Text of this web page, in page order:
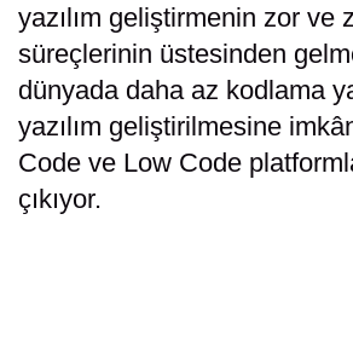
yazılım geliştirmenin zor ve
süreçlerinin üstesinden
dünyada daha az kodlama
yazılım geliştirilmesine
Code ve Low Code
çıkıyor.